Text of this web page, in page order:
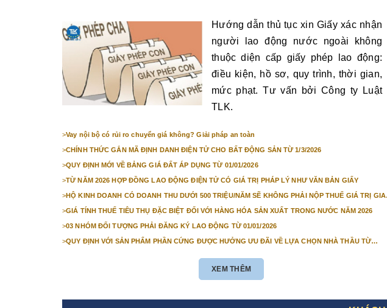
Hướng dẫn thủ tục xin Giấy xác nhận
người lao động nước ngoài không
thuộc diện cấp giấy phép lao động:
điều kiện, hồ sơ, quy trình, thời gian,
mức phạt. Tư vấn bởi Công ty Luật
TLK.
>Vay nội bộ có rủi ro chuyển giá không? Giải pháp an toàn
>CHÍNH THỨC GẮN MÃ ĐỊNH DANH ĐIỆN TỬ CHO BẤT ĐỘNG SẢN TỪ 1/3/2026
>QUY ĐỊNH MỚI VỀ BẢNG GIÁ ĐẤT ÁP DỤNG TỪ 01/01/2026
>TỪ NĂM 2026 HỢP ĐỒNG LAO ĐỘNG ĐIỆN TỬ CÓ GIÁ TRỊ PHÁP LÝ NHƯ VĂN BẢN GIẤY
>HỘ KINH DOANH CÓ DOANH THU DƯỚI 500 TRIỆU/NĂM SẼ KHÔNG PHẢI NỘP THUẾ GIÁ TRỊ GIA
>GIÁ TÍNH THUẾ TIÊU THỤ ĐẶC BIỆT ĐỐI VỚI HÀNG HÓA SẢN XUẤT TRONG NƯỚC NĂM 2026
>03 NHÓM ĐỐI TƯỢNG PHẢI ĐĂNG KÝ LAO ĐỘNG TỪ 01/01/2026
>QUY ĐỊNH VỚI SẢN PHẨM PHẦN CỨNG ĐƯỢC HƯỞNG ƯU ĐÃI VỀ LỰA CHỌN NHÀ THẦU TỪ
XEM THÊM